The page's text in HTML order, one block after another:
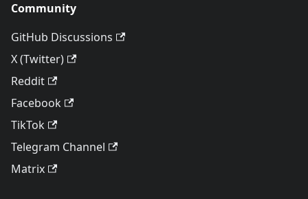
Community
GitHub Discussions
X (Twitter)
Reddit
Facebook
TikTok
Telegram Channel
Matrix